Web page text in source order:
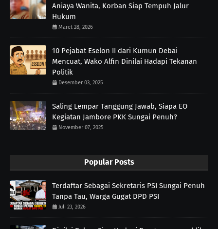
Aniaya Wanita, Korban Siap Tempuh Jalur
Hukum
Maret 28, 2026
10 Pejabat Eselon II dari Kumun Debai
Mencuat, Wako Alfin Dinilai Hadapi Tekanan
Politik
Desember 03, 2025
Saling Lempar Tanggung Jawab, Siapa EO
Kegiatan Jambore PKK Sungai Penuh?
November 07, 2025
Popular Posts
Terdaftar Sebagai Sekretaris PSI Sungai Penuh
Tanpa Tau, Warga Gugat DPD PSI
Juli 23, 2026